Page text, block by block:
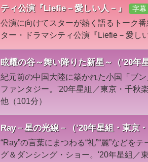
ティ公演『Liefie－愛しい人－』
字幕
公演に向けてスターが熱く語るトーク
ター・ドラマシティ公演『Liefie－愛し
眩耀の谷～舞い降りた新星～（’20年
紀元前の中国大陸に築かれた小国「ブ
ファンタジー。'20年星組／東京・千秋
他（101分）
Ray－星の光線－（’20年星組・東京・
“Ray”の言葉にまつわる“礼”“麗”などを
グ＆ダンシング・ショー。'20年星組／